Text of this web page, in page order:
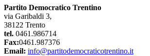
Partito Democratico Trentino
via Garibaldi 3,
38122 Trento
tel. 0461.986714
Fax:0461.987376
Email: info@partitodemocraticotrentino.it